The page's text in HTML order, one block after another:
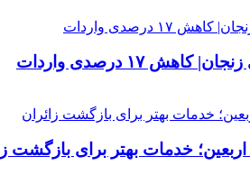
خدمات بهتر برای بازگشت